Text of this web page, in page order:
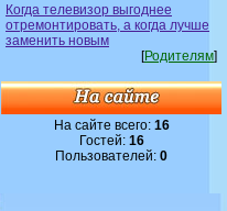
Когда телевизор выгоднее
отремонтировать, а когда лучше
заменить новым
[Родителям]
На сайте всего: 16
Гостей: 16
Пользователей: 0